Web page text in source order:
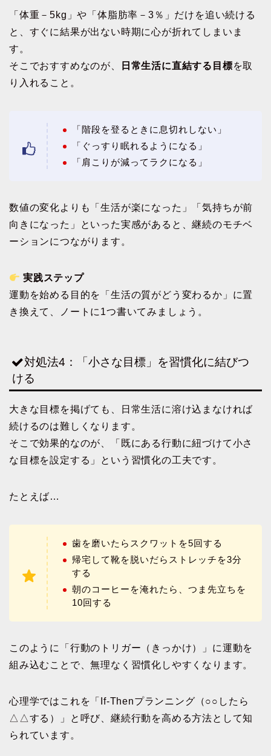
「体重－5kg」や「体脂肪率－3％」だけを追い続ける
と、すぐに結果が出ない時期に心が折れてしまいま
す。
そこでおすすめなのが、
日常生活に直結する目標を取
り入れること。
「階段を登るときに息切れしない」
「ぐっすり眠れるようになる」
「肩こりが減ってラクになる」
数値の変化よりも「生活が楽になった」「気持ちが前
向きになった」といった実感があると、継続のモチベ
ーションにつながります。
実践ステップ
運動を始める目的を「生活の質がどう変わるか」に置
き換えて、ノートに1つ書いてみましょう。
対処法4：「小さな目標」を習慣化に結びつ
ける
大きな目標を掲げても、日常生活に溶け込まなければ
続けるのは難しくなります。
そこで効果的なのが、「既にある行動に紐づけて小さ
な目標を設定する」という習慣化の工夫です。
たとえば…
歯を磨いたらスクワットを5回する
帰宅して靴を脱いだらストレッチを3分
する
朝のコーヒーを淹れたら、つま先立ちを
10回する
このように「行動のトリガー（きっかけ）」に運動を
組み込むことで、無理なく習慣化しやすくなります。
心理学ではこれを「If-Thenプランニング（○○したら
△△する）」と呼び、継続行動を高める方法として知
られています。